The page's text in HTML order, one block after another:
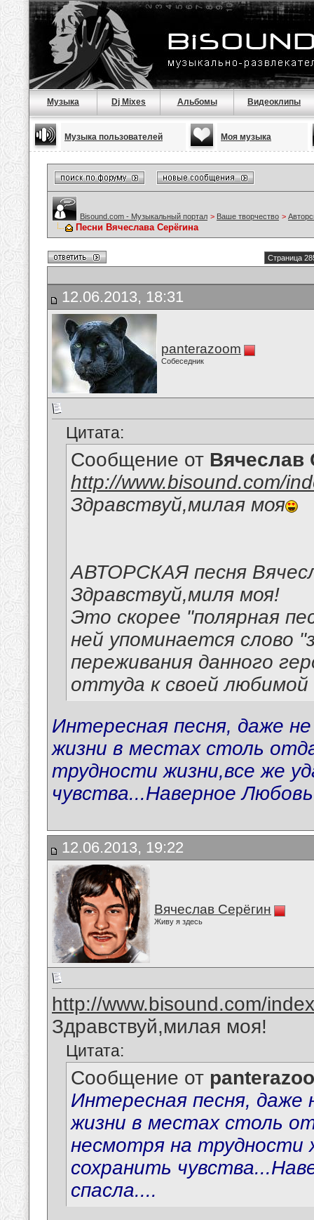
Музыка Dj Mixes Альбомы Видеоклипы
Музыка пользователей Моя музыка
Bisound.com - Музыкальный портал > Ваше творчество >
Песни Вячеслава Серёгина
Страница
12.06.2013, 18:31
panterazoom
Собеседник
Цитата:
Сообщение от Вячеслав
http://www.bisound.com/
Здравствуй,милая моя
АВТОРСКАЯ песня
Здравствуй,миля моя!
Это скорее "полярная
ней упоминается слово
переживания данного
оттуда к своей любимой
Интересная песня, даже
жизни в местах столь
трудности жизни,все же
чувства...Наверное
12.06.2013, 19:22
Вячеслав Серёгин
Живу я здесь
http://www.bisound.com/
Здравствуй,милая моя!
Цитата:
Сообщение от
Интересная песня, даже
жизни в местах столь
несмотря на трудности
сохранить
спасла....